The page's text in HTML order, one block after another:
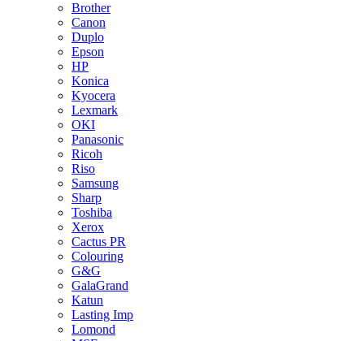
Brother
Canon
Duplo
Epson
HP
Konica
Kyocera
Lexmark
OKI
Panasonic
Ricoh
Riso
Samsung
Sharp
Toshiba
Xerox
Cactus PR
Colouring
G&G
GalaGrand
Katun
Lasting Imp
Lomond